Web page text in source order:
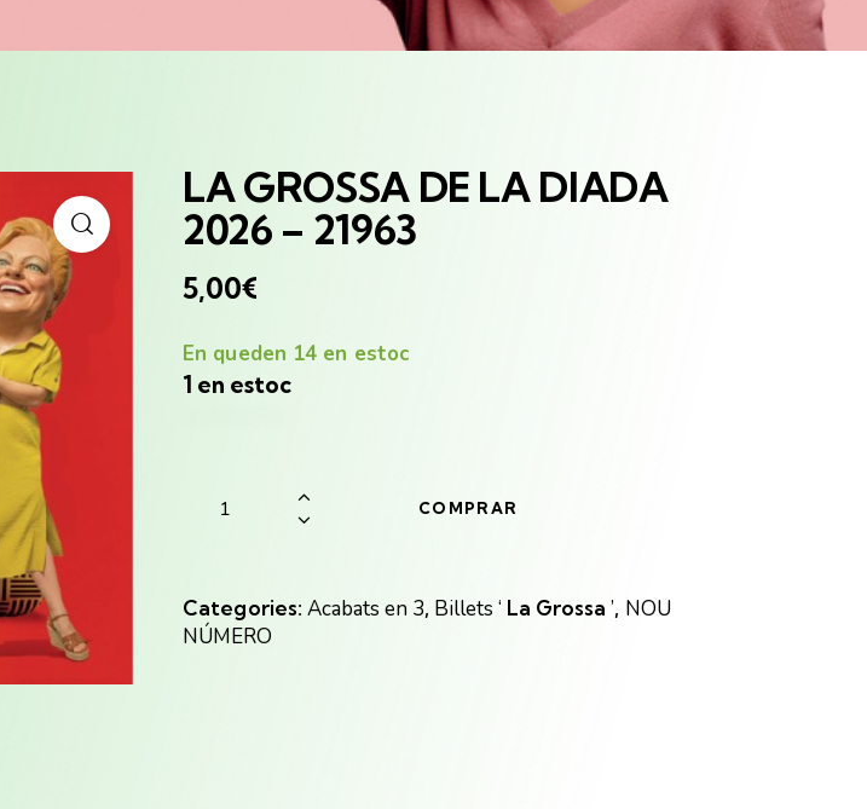
LA GROSSA DE LA DIADA
2026 – 21963
5,00€
En queden 14 en estoc
1 en estoc
COMPRAR
Categories:Acabats en 3, Billets ‘ La Grossa’, NOU
NÚMERO